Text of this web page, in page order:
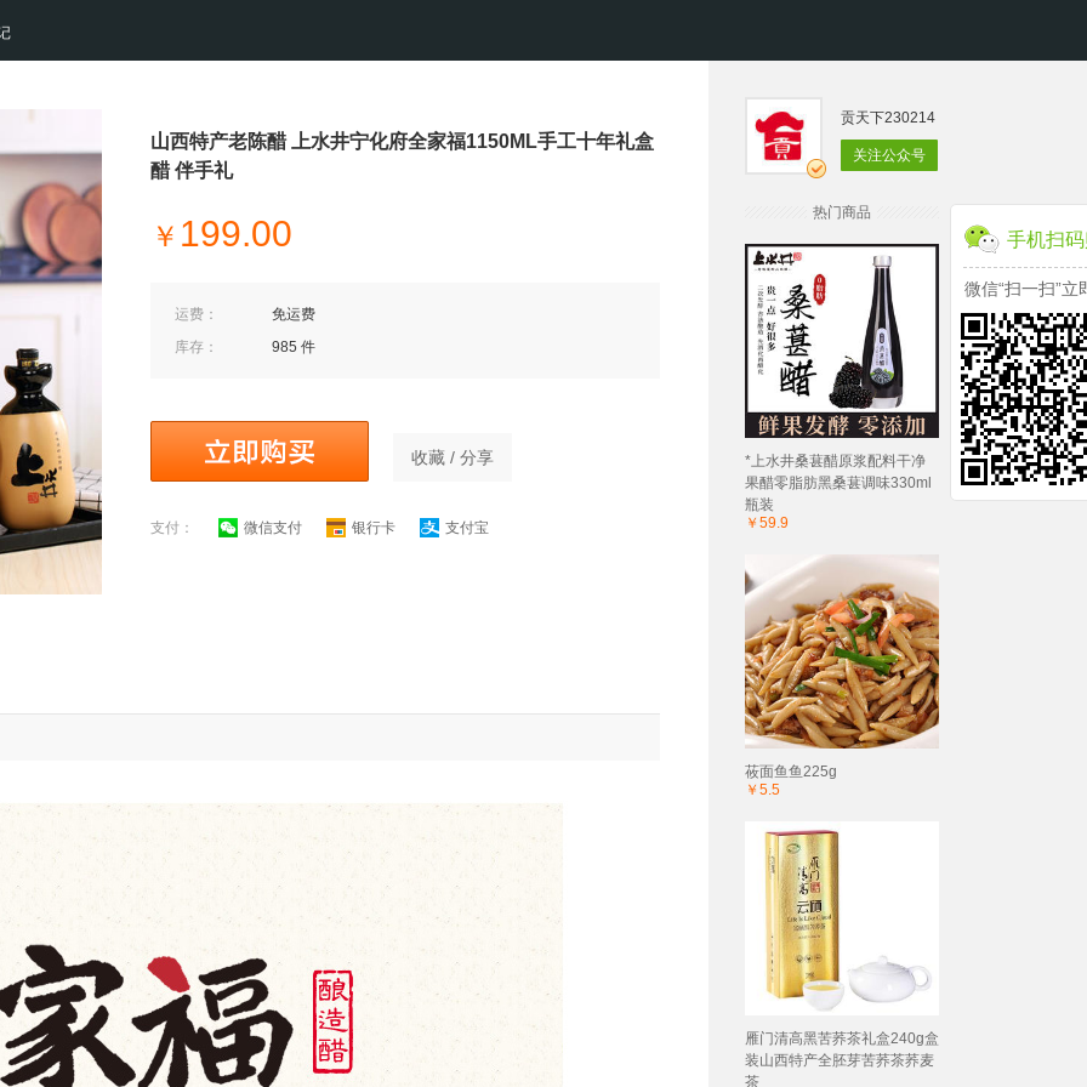
山西特产老陈醋 上水井宁化府全家福1150ML手工十年礼盒
醋 伴手礼
￥ 199.00
运费：
免运费
库存：
985 件
收藏 / 分享
支付： 微信支付 银行卡 支付宝
贡天下230214
关注公众号
热门商品
*上水井桑葚醋原浆配料干净
果醋零脂肪黑桑葚调味330ml
瓶装
￥59.9
莜面鱼鱼225g
￥5.5
雁门清高黑苦荞茶礼盒240g盒
装山西特产全胚芽苦荞茶荞麦
茶
手机扫
微信“扫一扫”立